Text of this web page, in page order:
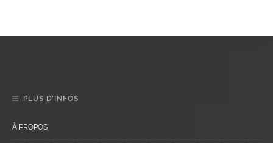
PLUS D’INFOS
À PROPOS